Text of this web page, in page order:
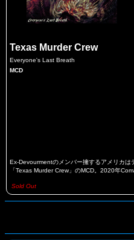
Texas Murder Crew
Everyone's Last Breath
MCD
Ex-Devourmentのメンバー擁するアメリカ
「Texas Murder Crew」のMCD。2020年
Sold Out